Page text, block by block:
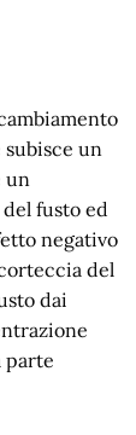
un
un
fusto ed
negativo
del
dai
parte